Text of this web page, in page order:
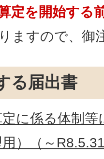
定を開始する
ますので、御
る届出書
に係る体制等
用）（～